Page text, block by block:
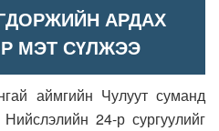
АРДАХ
МЭТ СҮЛЖЭЭ
аймгийн Чулуут суманд
24-р сургуулийг